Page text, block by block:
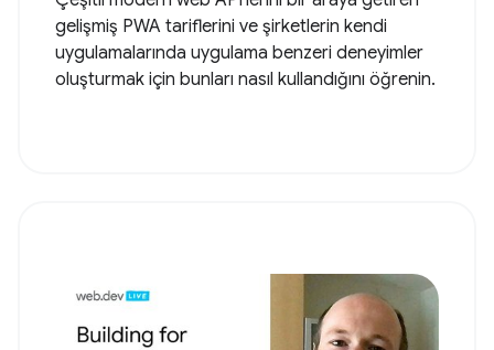
gelişmiş PWA tariflerini ve şirketlerin kendi
uygulamalarında uygulama benzeri deneyimler
oluşturmak için bunları nasıl kullandığını öğrenin.